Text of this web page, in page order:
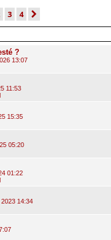
3 4
?
13:07
11:53
15:35
05:20
01:22
14:34